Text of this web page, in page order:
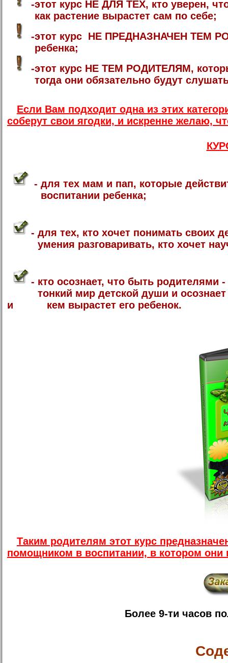
-этот курс НЕ ДЛЯ ТЕХ, кто уверен,
как растение вырастет сам по себе;
-этот курс НЕ ПРЕДНАЗНАЧЕН ТЕМ
ребенка;
-этот курс НЕ ТЕМ РОДИТЕЛЯМ,
тогда они обязательно будут
Если Вам подходит одна из этих
соберут свои ягодки, и искренне желаю,
- для тех мам и пап, которые
воспитании ребенка;
- для тех, кто хочет понимать своих
умения разговаривать, кто хочет
- кто осознает, что быть родителями
тонкий мир детской души и осознает
и кем вырастет его ребенок.
Таким родителям этот курс
помощником в воспитании, в котором
Более 9-ти часов